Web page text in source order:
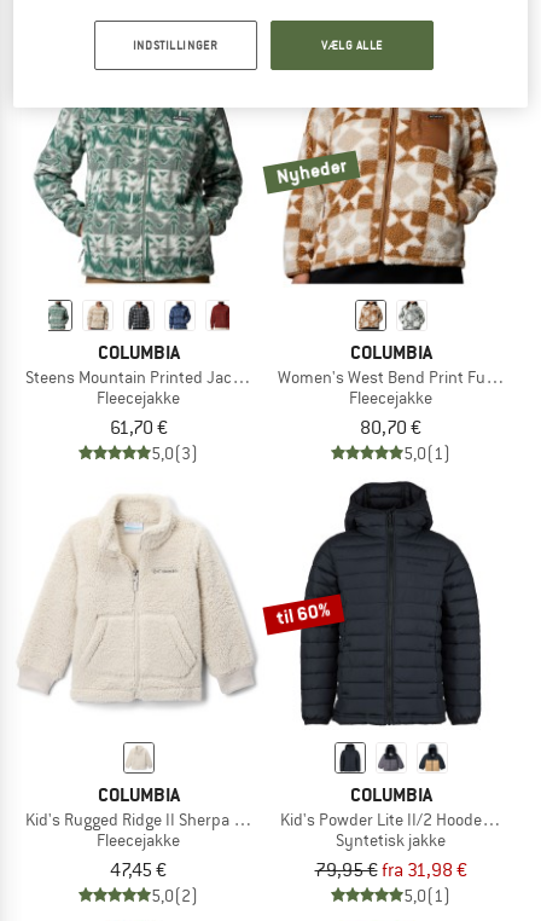
COLUMBIA
Steens Mountain Printed Jacket
Fleecejakke
61,70 €
5,0(3)
Nyheder
COLUMBIA
Women's West Bend Print Full Zip II
Fleecejakke
80,70 €
5,0(1)
COLUMBIA
Kid's Rugged Ridge II Sherpa Full Zip
Fleecejakke
47,45 €
5,0(2)
til 60%
COLUMBIA
Kid's Powder Lite II/2 Hooded
Syntetisk jakke
79,95 €fra 31,98 €
5,0(1)
INDSTILLINGER VÆLG ALLE